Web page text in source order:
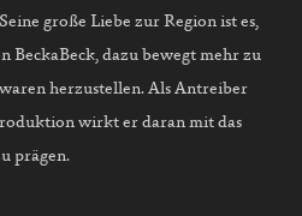
große Liebe zur Region ist es,
BeckaBeck, dazu bewegt mehr zu
herzustellen. Als Antreiber
wirkt er daran mit das
prägen.